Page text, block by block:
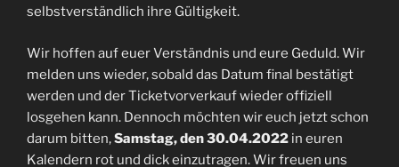
selbstverständlich ihre Gültigkeit.
Wir hoffen auf euer Verständnis und eure Geduld. Wir
melden uns wieder, sobald das Datum final bestätigt
werden und der Ticketvorverkauf wieder offiziell
losgehen kann. Dennoch möchten wir euch jetzt schon
darum bitten,Samstag, den 30.04.2022 in euren
Kalendern rot und dick einzutragen. Wir freuen uns